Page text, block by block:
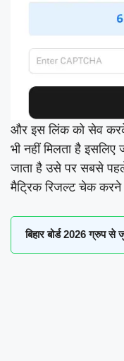
और इस लिंक को सेव
भी नहीं मिलता है
जाता है उसे पर सबसे पहले
मैट्रिक रिजल्ट चेक करने
बिहार बोर्ड 2026 ग्रुप से